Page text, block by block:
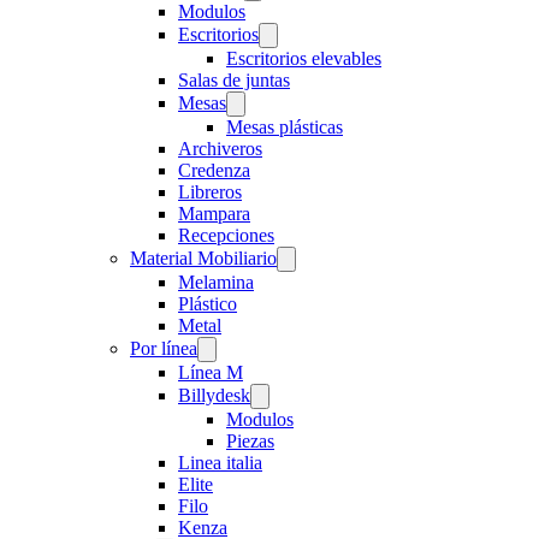
Modulos
Escritorios
Escritorios elevables
Salas de juntas
Mesas
Mesas plásticas
Archiveros
Credenza
Libreros
Mampara
Recepciones
Material Mobiliario
Melamina
Plástico
Metal
Por línea
Línea M
Billydesk
Modulos
Piezas
Linea italia
Elite
Filo
Kenza